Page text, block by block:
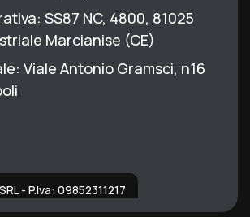
SS87 NC, 4800, 81025
Marcianise (CE)
Viale Antonio Gramsci, n16
- P.Iva: 09852311217